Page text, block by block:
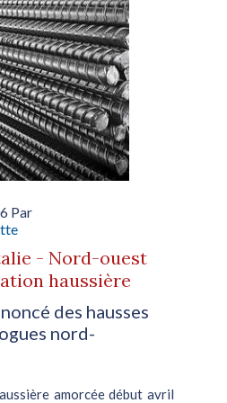
Par
- Nord-ouest
haussière
des hausses
nord-
amorcée début avril